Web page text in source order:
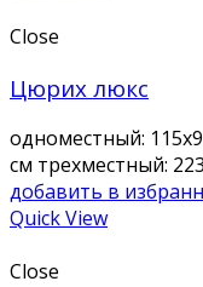
Close
Цюрих люкс
одноместный:
см трехместный:
добавить в
Quick View
Close